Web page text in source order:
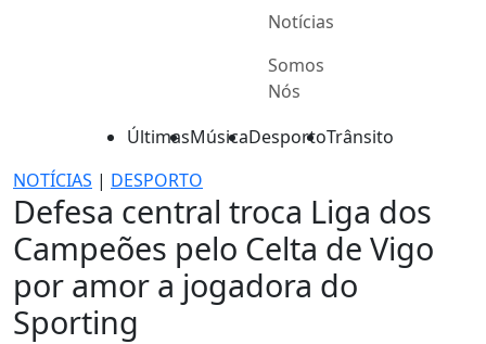
Notícias
Somos
Nós
ÚltimasMúsicaDesportoTrânsito
NOTÍCIAS | DESPORTO
Defesa central troca Liga dos
Campeões pelo Celta de Vigo
por amor a jogadora do
Sporting